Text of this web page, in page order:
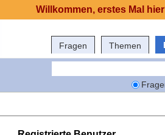
Fragen Themen
Willkommen, erstes Mal